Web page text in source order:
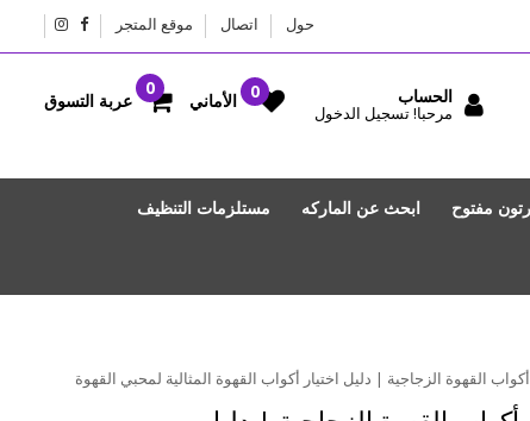
حول اتصال موقع المتجر
مفتوح ابحث عن الماركه مستلزمات التنظيف
الحساب
مرحبا! تسجيل الدخول
الأماني عربة التسوق